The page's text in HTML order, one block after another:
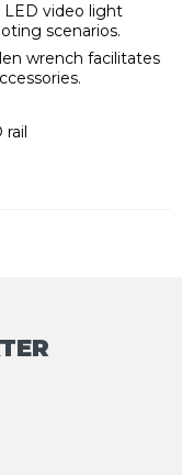
LED video light
scenarios.
wrench facilitates
rail